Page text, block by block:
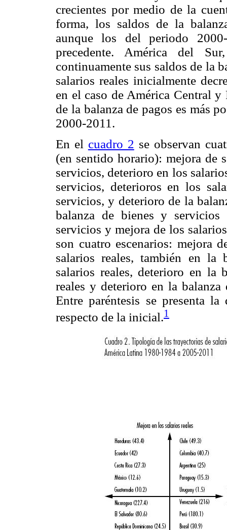
crecientes por medio de la
forma, los saldos de la
aunque los del periodo
precedente. América del
continuamente sus saldos de la
salarios reales inicialmente
en el caso de América Central
de la balanza de pagos es más
2000-2011.
En el cuadro 2 se observan
(en sentido horario): mejora de
servicios, deterioro en los
servicios, deterioros en los
servicios, y deterioro de la
balanza de bienes y
servicios y mejora de los
son cuatro escenarios: mejora
salarios reales, también en la
salarios reales, deterioro en la
reales y deterioro en la
Entre paréntesis se presenta
respecto de la inicial.1